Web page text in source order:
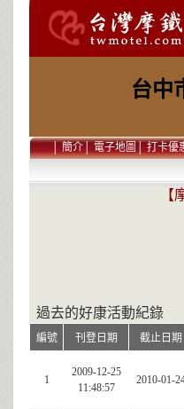
台中
│簡介│電子地圖│打卡優
【
過去的好康活動紀錄
編號 刊登日期 截止日期
1
2009-12-25
11:48:57
2010-01-